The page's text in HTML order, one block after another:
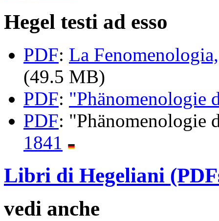
Hegel testi ad esso
PDF: La
(49.5 MB)
PDF: "Phänomenologie
PDF: "Phänomenologie
1841
Libri di Hegeliani
vedi anche